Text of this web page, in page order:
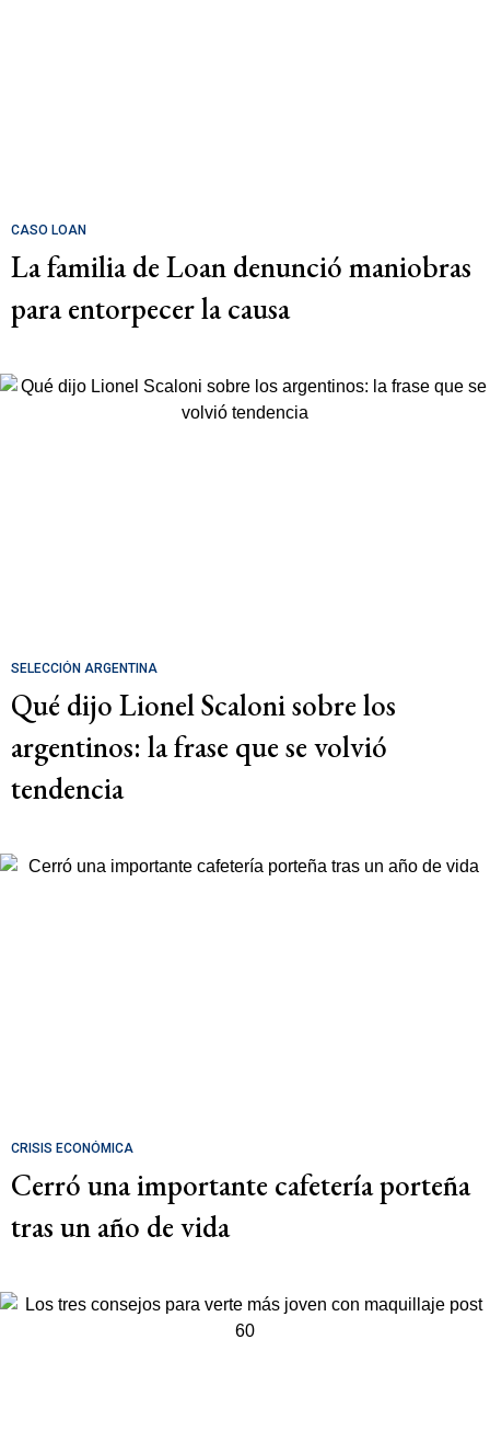
CASO LOAN
La familia de Loan denunció maniobras
para entorpecer la causa
SELECCIÓN ARGENTINA
Qué dijo Lionel Scaloni sobre los
argentinos: la frase que se volvió
tendencia
CRISIS ECONÓMICA
Cerró una importante cafetería porteña
tras un año de vida